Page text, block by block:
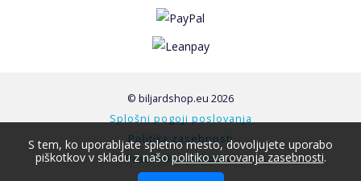
© biljardshop.eu 2026
Splošni pogoji poslovanja
Politika zasebnosti
Pravilnik o piškotkih
S tem, ko uporabljate spletno mesto, dovoljujete uporabo
piškotkov v skladu z našopolitiko varovanja zasebnosti.